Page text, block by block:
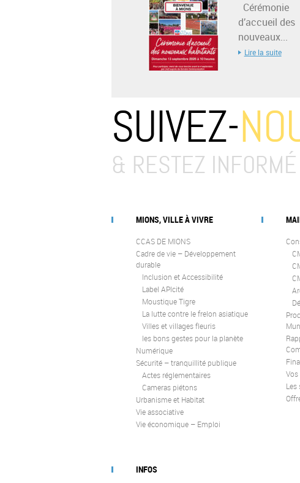
Cérémonie
d’accueil des
nouveaux...
Lire la suite
SUIVEZ-
& RESTEZ
MIONS, VILLE À VIVRE
CCAS DE MIONS
Cadre de vie – Développement
durable
Inclusion et Accessibilité
Label APIcité
Moustique Tigre
La lutte contre le frelon asiatique
Villes et villages fleuris
les bons gestes pour la planète
Numérique
Sécurité – tranquillité publique
Actes réglementaires
Cameras piétons
Urbanisme et Habitat
Vie associative
Vie économique – Emploi
Vos
Les
INFOS